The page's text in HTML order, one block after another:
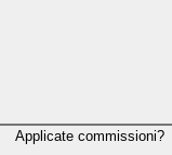
Applicate commissioni?